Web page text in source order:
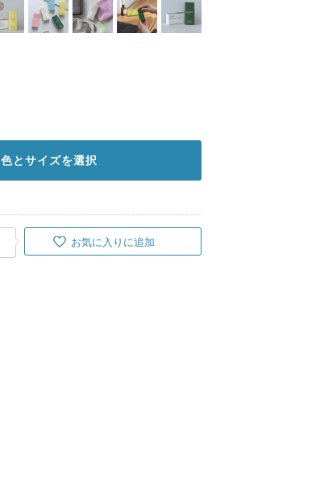
色とサイズを選択
お気に入りに追加